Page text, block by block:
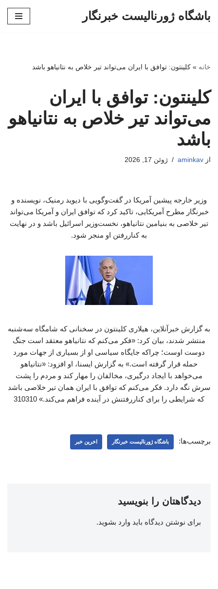
باشگاه ژورنالیست خبرنگار
خانه » کلینتون: توافق با ایران می‌تواند تیر خلاص به نتانیاهو باشد
کلینتون: توافق با ایران
می‌تواند تیر خلاص به نتانیاهو
باشد
از aminkav ژوئن 17, 2026
وزیر خارجه پیشین آمریکا در گفت‌وگویی با دیوید رمنیک، نویسنده و
خبرنگار مطرح آمریکایی، تاکید کرد که توافق ایران و آمریکا می‌تواند
تیر خلاصی به بنیامین نتانیاهو، نخست‌وزیر اسرائیل باشد و در نهایت
به کناررفتن او منجر شود.
به گزارش خبرآنلاین، هیلاری کلینتون در سخنانی که شامگاه سه‌شنبه
منتشر شدند، بیان کرد: «فکر می‌کنم که نتانیاهو معتقد است جنگ
دوست اوست؛ چراکه جایگاه سیاسی او از بسیاری از جهات مورد
حمله قرار گرفته است.» به گزارش ایسنا، او افزود: «نتانیاهو
می‌خواهد با ایجاد درگیری، مخالفان را مهار کند و مردم را پشت
سرش نگه دارد. فکر می‌کنم که توافق با ایران همان تیر خلاصی باشد
که شرایطی را برای کناررفتنش در آینده فراهم می‌کند.» 310310
برچسب‌ها: باشگاه ژورنالیست خبرنگار اخرین خبر
دیدگاهتان را بنویسید
برای نوشتن دیدگاه باید وارد بشوید.